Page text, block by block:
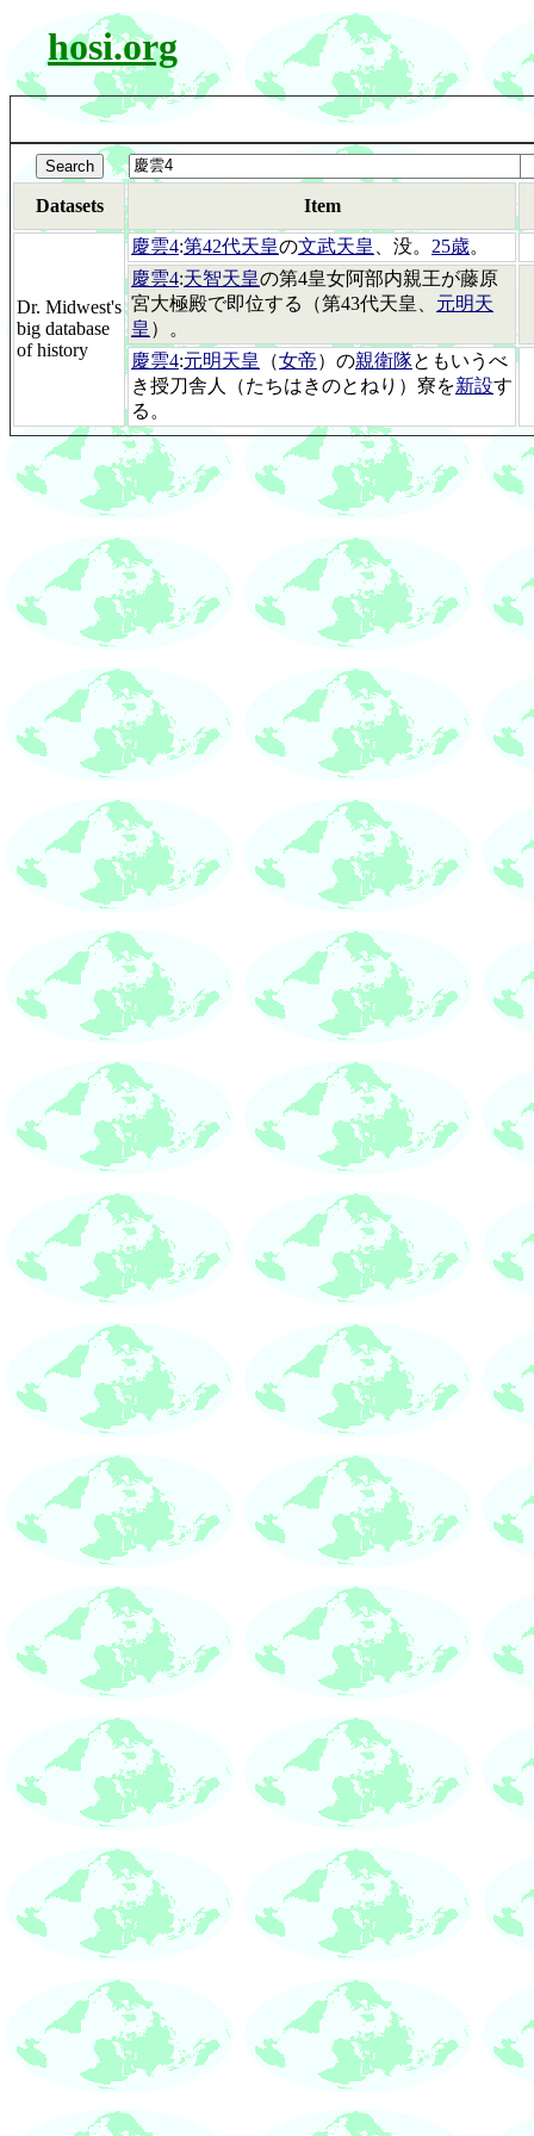
hosi.org
Datasets Item
Dr. Midwest's
big database
of history
慶雲4:第42代天皇の文武天皇 、没。 25歳。
慶雲4:天智天皇の第4皇女阿部内親王が藤原
宮大極殿で即位する（第43代天皇、 元明天
皇 ）。
慶雲4:元明天皇 （女帝）の親衛隊ともいうべ
き授刀舎人（たちはきのとねり）寮を新設す
る。